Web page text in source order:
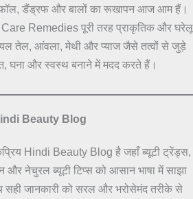
फॉल, डैंड्रफ और बालों का रूखापन आज आम हैं।
Remedies पूरी तरह प्राकृतिक और घरेलू
तेल, आंवला, मेथी और प्याज जैसे तत्वों से जुड़े
घना और स्वस्थ बनाने में मदद करते हैं।
Beauty Blog
Hindi Beauty Blog है जहाँ ब्यूटी ट्रेंड्स,
और नेचुरल ब्यूटी टिप्स को आसान भाषा में साझा
सही जानकारी को सरल और भरोसेमंद तरीके से